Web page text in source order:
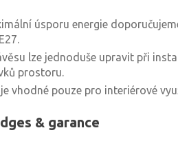
úsporu energie
lze jednoduše upravit při
prostoru.
vhodné pouze pro interiérové
& garance